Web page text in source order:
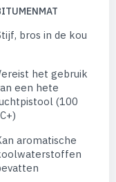
bros in de kou
het gebruik
een hete
(100
aromatische